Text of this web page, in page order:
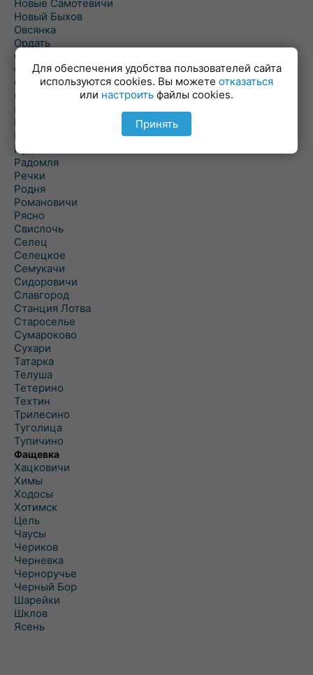
Новые Самотевичи
Новый Быхов
Овсянка
Ордать
Ореховка
Осиновка
Осиповичи
Осово
Павловичи
Паршино
Петуховка
Пудовня
Радомля
Речки
Родня
Романовичи
Рясно
Свислочь
Селец
Селецкое
Семукачи
Сидоровичи
Славгород
Станция Лотва
Староселье
Сумароково
Сухари
Татарка
Телуша
Тетерино
Техтин
Трилесино
Туголица
Тупичино
Фащевка
Хацковичи
Химы
Ходосы
Хотимск
Цель
Чаусы
Чериков
Черневка
Черноручье
Черный Бор
Шарейки
Шклов
Ясень
Для обеспечения удобства пользователей сайта
используются cookies. Вы можете отказаться
или настроить файлы cookies.
Принять